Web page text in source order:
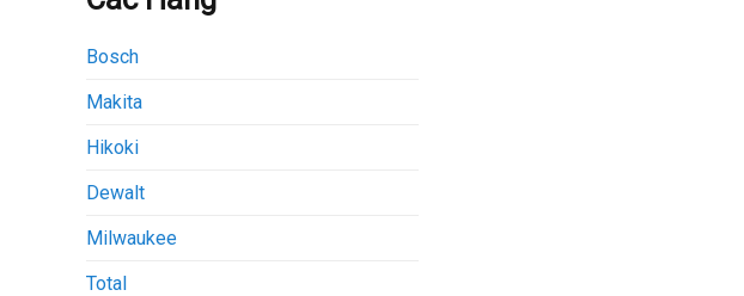
Bosch
Makita
Hikoki
Dewalt
Milwaukee
Total